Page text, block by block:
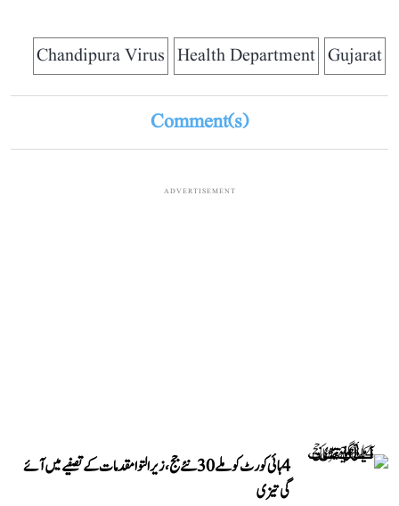
Gujarat
Health Department
Chandipura Virus
Comment(s)
ADVERTISEMENT
4 ہائی کورٹ کو ملے 30 نئے جج، زیر التوا مقدمات کے تصفیے میں آئے
گی تیزی